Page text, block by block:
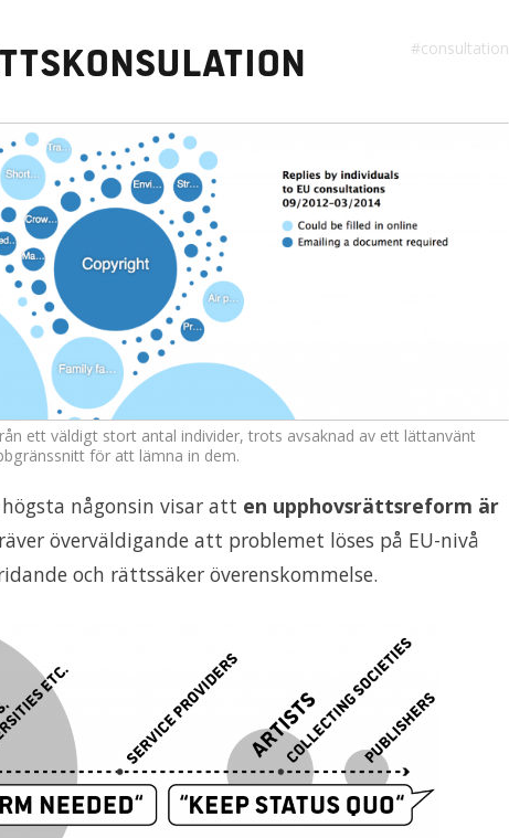
#consultation
ett väldigt stort antal individer, trots avsaknad av ett lättanvänt
för att lämna in dem.
någonsin visar att en upphovsrättsreform är
överväldigande att problemet löses på EU-nivå
och rättssäker överenskommelse.